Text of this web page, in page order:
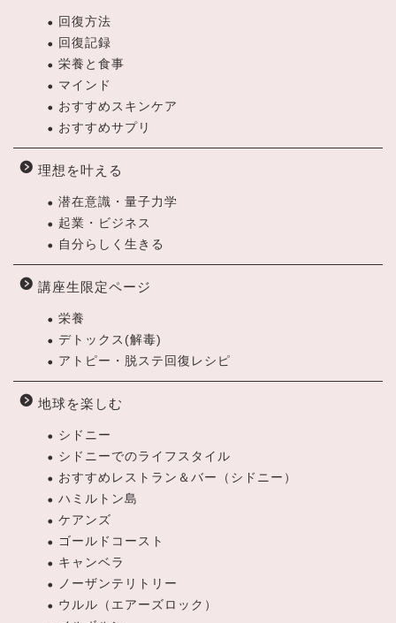
回復方法
回復記録
栄養と食事
マインド
おすすめスキンケア
おすすめサプリ
理想を叶える
潜在意識・量子力学
起業・ビジネス
自分らしく生きる
講座生限定ページ
栄養
デトックス(解毒)
アトピー・脱ステ回復レシピ
地球を楽しむ
シドニー
シドニーでのライフスタイル
おすすめレストラン＆バー（シドニー）
ハミルトン島
ケアンズ
ゴールドコースト
キャンベラ
ノーザンテリトリー
ウルル（エアーズロック）